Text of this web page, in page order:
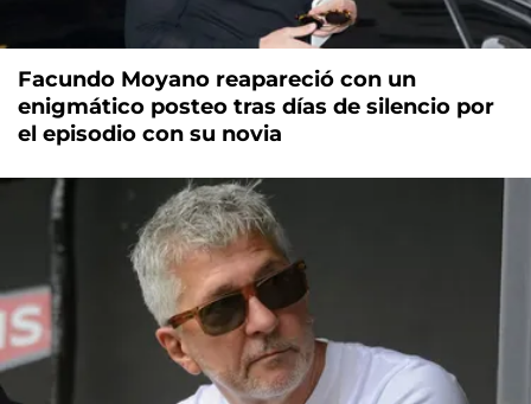
Facundo Moyano reapareció con un
enigmático posteo tras días de silencio por
el episodio con su novia